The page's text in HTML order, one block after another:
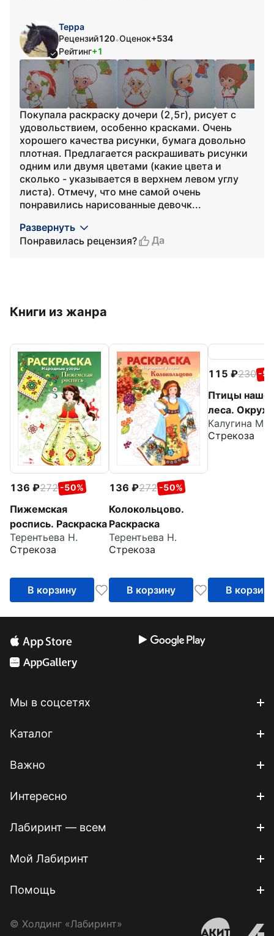
Терра
Рецензий120•Оценок+534
Рейтинг+1
Покупала раскраску дочери (2,5г), рисует с
удовольствием, особенно красками. Очень
хорошего качества рисунки, бумага довольно
плотная. Предлагается раскрашивать рисунки
одним или двумя цветами (какие цвета и
сколько - указывается в верхнем левом углу
листа). Отмечу, что мне самой очень
понравились нарисованные девочк...
Развернуть
Понравилась рецензия?
Да
Книги из жанра
136 272 -50%
Пижемская
роспись. Раскраска
Терентьева Н.
Стрекоза
В корзину
136 272 -50%
Колокольцово.
Раскраска
Терентьева Н.
Стрекоза
В корзину
115 230 -
Птицы
леса.
мир.
Калугина
Стрекоза
В корзину
Мы в соцсетях
Каталог
Важно
Интересно
Лабиринт — всем
Мой Лабиринт
Помощь
© Холдинг «Лабиринт»